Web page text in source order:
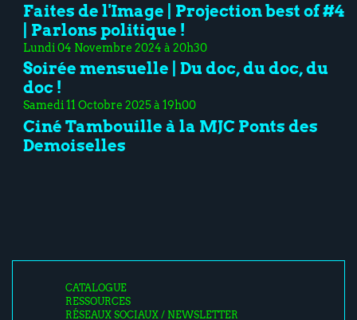
Faites de l'Image | Projection best of #4
| Parlons politique !
Lundi 04 Novembre 2024 à 20h30
Soirée mensuelle | Du doc, du doc, du
doc !
Samedi 11 Octobre 2025 à 19h00
Ciné Tambouille à la MJC Ponts des
Demoiselles
CATALOGUE
RESSOURCES
RÉSEAUX SOCIAUX / NEWSLETTER